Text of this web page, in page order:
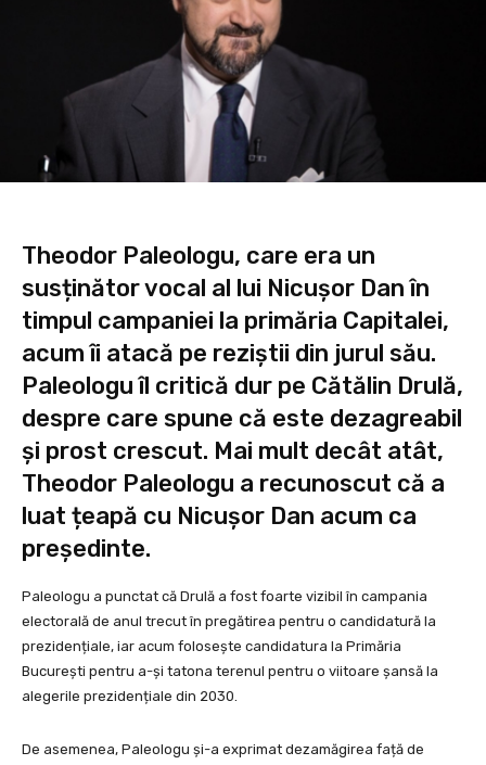
Theodor Paleologu, care era un
susținător vocal al lui Nicușor Dan în
timpul campaniei la primăria Capitalei,
acum îi atacă pe reziștii din jurul său.
Paleologu îl critică dur pe Cătălin Drulă,
despre care spune că este dezagreabil
și prost crescut. Mai mult decât atât,
Theodor Paleologu a recunoscut că a
luat țeapă cu Nicușor Dan acum ca
președinte.
Paleologu a punctat că Drulă a fost foarte vizibil în campania
electorală de anul trecut în pregătirea pentru o candidatură la
prezidențiale, iar acum folosește candidatura la Primăria
București pentru a-și tatona terenul pentru o viitoare șansă la
alegerile prezidențiale din 2030.
De asemenea, Paleologu și-a exprimat dezamăgirea față de